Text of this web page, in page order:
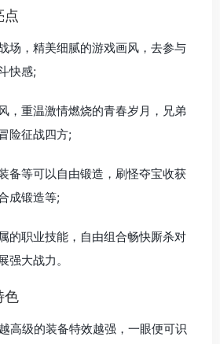
点
场，精美细腻的游戏画风，去参与
快感;
，重温激情燃烧的青春岁月，兄弟
险征战四方;
备等可以自由锻造，刷怪夺宝收获
成锻造等;
的职业技能，自由组合畅快厮杀对
强大战力。
色
越高级的装备特效越强，一眼便可识